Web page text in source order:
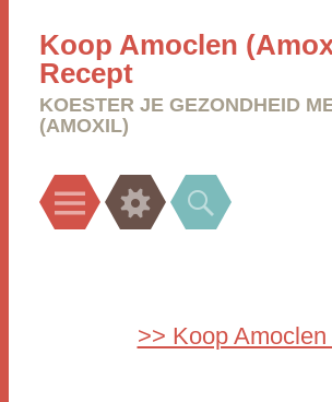
Koop Amoclen
Recept
KOESTER JE GEZONDHEID
(AMOXIL)
Menu Widgets Search
>> Koop Amoclen